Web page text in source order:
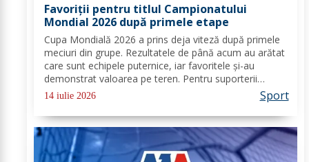
Favoriții pentru titlul Campionatului
Mondial 2026 după primele etape
Cupa Mondială 2026 a prins deja viteză după primele
meciuri din grupe. Rezultatele de până acum au arătat
care sunt echipele puternice, iar favoritele și-au
demonstrat valoarea pe teren. Pentru suporterii
români care urmăresc cu sufletul la gură fiecare
14 iulie 2026 Sport